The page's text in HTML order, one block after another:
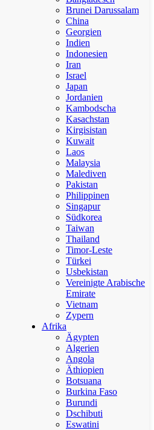
Brunei Darussalam
China
Georgien
Indien
Indonesien
Iran
Israel
Japan
Jordanien
Kambodscha
Kasachstan
Kirgisistan
Kuwait
Laos
Malaysia
Malediven
Pakistan
Philippinen
Singapur
Südkorea
Taiwan
Thailand
Timor-Leste
Türkei
Usbekistan
Vereinigte Arabische
Emirate
Vietnam
Zypern
Afrika
Ägypten
Algerien
Angola
Äthiopien
Botsuana
Burkina Faso
Burundi
Dschibuti
Eswatini